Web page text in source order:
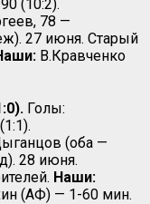
(10:2).
78 —
27 июня. Старый
В.Кравченко
Голы:
(оба —
28 июня.
Наши:
(АФ) — 1-60 мин.